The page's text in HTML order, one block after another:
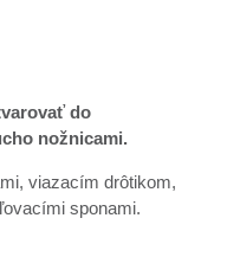
do
nožnicami.
viazacím drôtikom,
sponami.